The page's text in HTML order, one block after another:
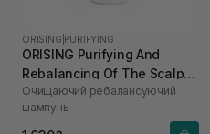
ORISING PURIFYING
ORISING Purifying And
Rebalancing Of The Scalp
Shampoo 250 мл
Очищаючий ребалансуючий
шампунь